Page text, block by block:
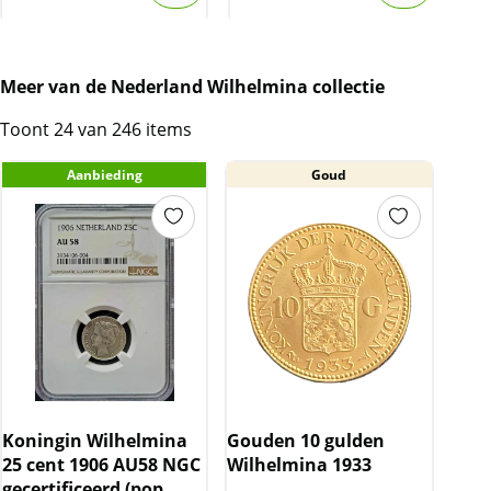
Meer van de Nederland Wilhelmina collectie
Toont 24 van 246 items
Aanbieding
Koningin Wilhelmina
25 cent 1906 AU58 NGC
Goud
Gouden 10 gulden
Wilhelmina 1933